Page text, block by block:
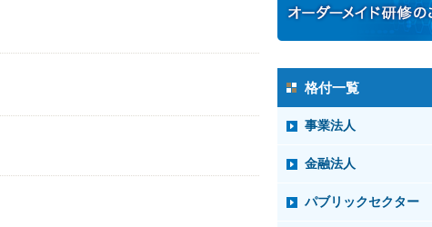
格付一覧
事業法人
金融法人
パブリックセクター